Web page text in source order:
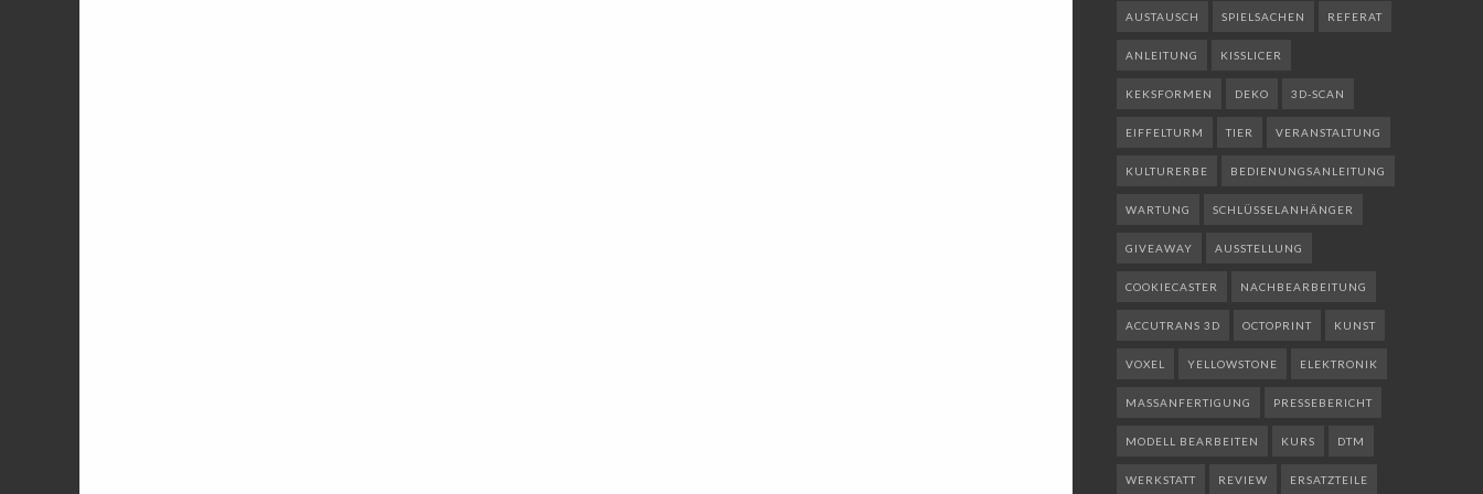
AUSTAUSCH SPIELSACHEN REFERAT
ANLEITUNG KISSLICER
KEKSFORMEN DEKO 3D-SCAN
EIFFELTURM TIER VERANSTALTUNG
KULTURERBE BEDIENUNGSANLEITUNG
WARTUNG SCHLÜSSELANHÄNGER
GIVEAWAY AUSSTELLUNG
COOKIECASTER NACHBEARBEITUNG
ACCUTRANS 3D OCTOPRINT KUNST
VOXEL YELLOWSTONE ELEKTRONIK
MASSANFERTIGUNG PRESSEBERICHT
MODELL BEARBEITEN KURS DTM
WERKSTATT REVIEW ERSATZTEILE